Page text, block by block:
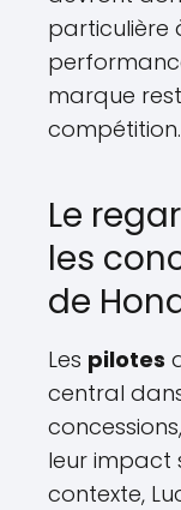
particulière
marque
compétition.
Le
les
de
Les pilotes
central
leur impact
contexte,